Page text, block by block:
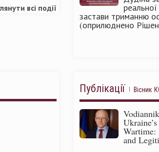
всі події
застави триманню
(оприлюднено
Публікації Вісник
Wartime:
and